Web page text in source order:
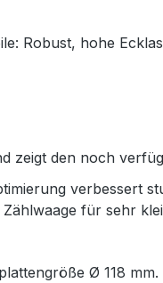
Robust, hohe
zeigt den noch
verbessert
für sehr
Ø 118